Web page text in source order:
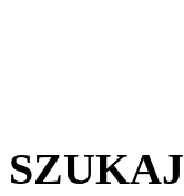
SZUKAJ